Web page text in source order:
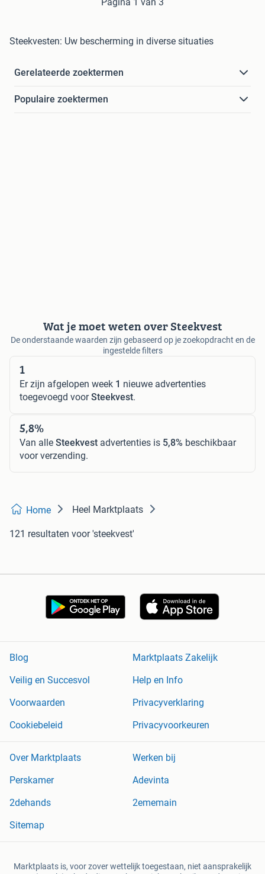
Pagina 1 van 3
Steekvesten: Uw bescherming in diverse situaties
Gerelateerde zoektermen
Populaire zoektermen
Wat je moet weten over Steekvest
De onderstaande waarden zijn gebaseerd op je zoekopdracht en de
ingestelde filters
1
Er zijn afgelopen week 1 nieuwe advertenties
toegevoegd voorSteekvest.
5,8%
Van alle Steekvest advertenties is 5,8% beschikbaar
voor verzending.
Home Heel Marktplaats
121 resultaten voor 'steekvest'
Blog
Marktplaats Zakelijk
Veilig en Succesvol
Help en Info
Voorwaarden
Privacyverklaring
Cookiebeleid
Privacyvoorkeuren
Over Marktplaats
Werken bij
Perskamer
Adevinta
2dehands
2ememain
Sitemap
Marktplaats is, voor zover wettelijk toegestaan, niet aansprakelijk